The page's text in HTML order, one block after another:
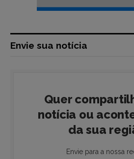
Envie sua notícia
Quer
notícia ou
da sua
Envie para a nossa